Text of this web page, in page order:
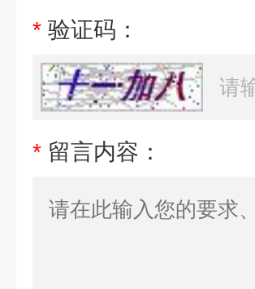
* 验证码：
* 留言内容：